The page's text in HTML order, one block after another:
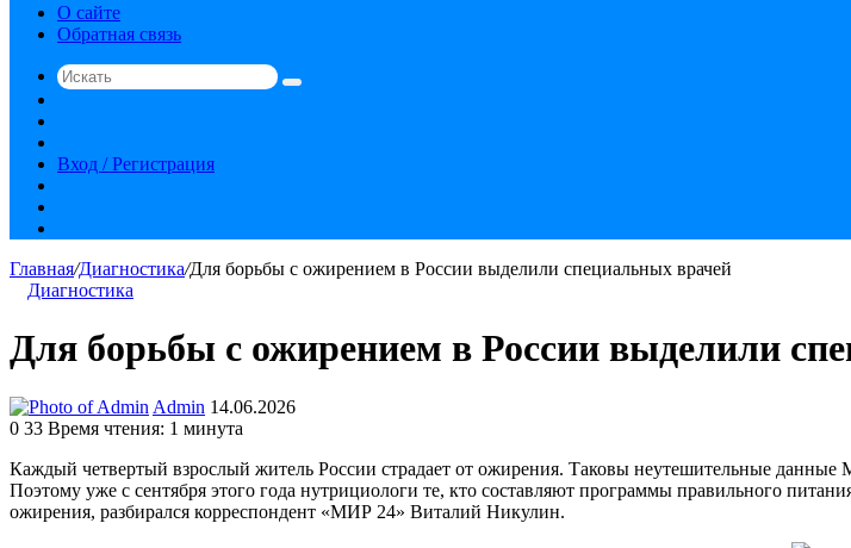
О сайте
Обратная связь
Искать
статья
Вход / Регистрация
Главная/Диагностика/Для борьбы с ожирением в России выделили специальных врачей
Диагностика
Для борьбы с ожирением в России выделили
Admin Send
an
14.06.2026
0 33 Время чтения: 1 минута
Каждый четвертый взрослый житель России страдает от ожирения. Таковы неутешительные
Поэтому уже с сентября этого года нутрициологи те, кто составляют программы правильного
ожирения, разбирался корреспондент «МИР 24» Виталий Никулин.